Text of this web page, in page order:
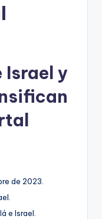
Israel y
de 2023.
e Israel.